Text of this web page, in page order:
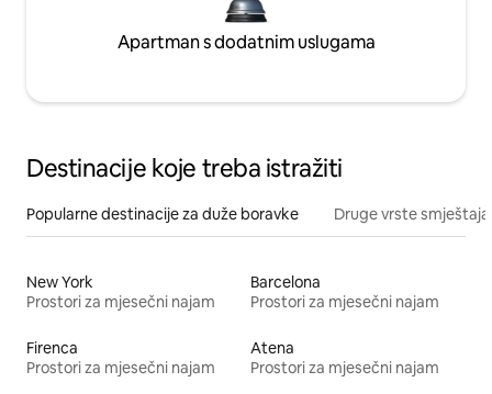
Apartman s dodatnim uslugama
Destinacije koje treba istražiti
Popularne destinacije za duže boravke Druge vrste smještaja
New York
Prostori za mjesečni najam
Barcelona
Prostori za mjesečni najam
Firenca
Prostori za mjesečni najam
Atena
Prostori za mjesečni najam